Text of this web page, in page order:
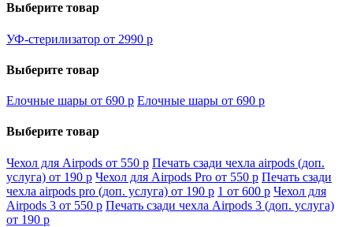
Выберите товар
УФ-стерилизатор от 2990 p
Выберите товар
Елочные шары от 690 p Елочные шары от 690 p
Выберите товар
Чехол для Airpods от 550 p Печать сзади чехла airpods (доп.
услуга) от 190 p Чехол для Airpods Pro от 550 p Печать сзади
чехла airpods pro (доп. услуга) от 190 p 1 от 600 p Чехол для
Airpods 3 от 550 p Печать сзади чехла Airpods 3 (доп. услуга)
от 190 p